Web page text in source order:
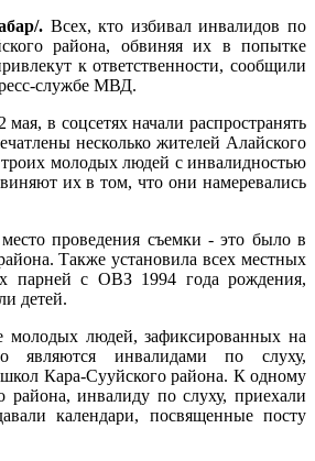
. Всех, кто избивал инвалидов по
района, обвиняя их в попытке
к ответственности, сообщили
службе МВД.
в соцсетях начали распространять
несколько жителей Алайского
молодых людей с инвалидностью
их в том, что они намеревались
проведения съемки - это было в
Также установила всех местных
парней с ОВЗ 1994 года рождения,
детей.
молодых людей, зафиксированных на
являются инвалидами по слуху,
Кара-Сууйского района. К одному
района, инвалиду по слуху, приехали
календари, посвященные посту